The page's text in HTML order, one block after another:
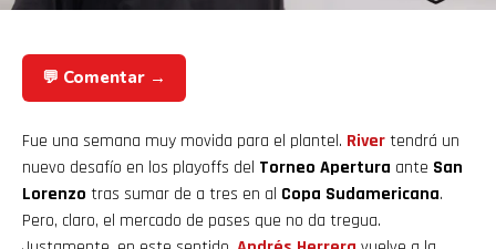
💬 Comentar →
Fue una semana muy movida para el plantel. Rivertendrá un
nuevo desafío en los playoffs del Torneo Apertura ante San
Lorenzo tras sumar de a tres en al Copa Sudamericana.
Pero, claro, el mercado de pases que no da tregua.